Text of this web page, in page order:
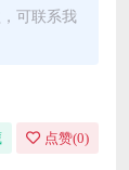
可联系我
点赞(0)